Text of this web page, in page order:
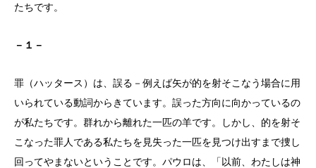
たちです。
－１－
罪（ハッタース）は、誤る－例えば矢が的を射そこなう場合に用
いられている動詞からきています。誤った方向に向かっているの
が私たちです。群れから離れた一匹の羊です。しかし、的を射そ
こなった罪人である私たちを見失った一匹を見つけ出すまで捜し
回ってやまないということです。パウロは、「以前、わたしは神